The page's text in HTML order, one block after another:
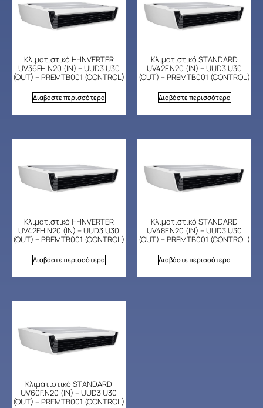
Κλιματιστικό H-INVERTER
UV36FH.N20 (IN) – UUD3.U30
(OUT) – PREMTB001 (CONTROL)
Διαβάστε περισσότερα
Κλιματιστικό STANDARD
UV42F.N20 (IN) – UUD3.U30
(OUT) – PREMTB001 (CONTROL)
Διαβάστε περισσότερα
Κλιματιστικό H-INVERTER
UV42FH.N20 (IN) – UUD3.U30
(OUT) – PREMTB001 (CONTROL)
Διαβάστε περισσότερα
Κλιματιστικό STANDARD
UV48F.N20 (IN) – UUD3.U30
(OUT) – PREMTB001 (CONTROL)
Διαβάστε περισσότερα
Κλιματιστικό STANDARD
UV60F.N20 (IN) – UUD3.U30
(OUT) – PREMTB001 (CONTROL)